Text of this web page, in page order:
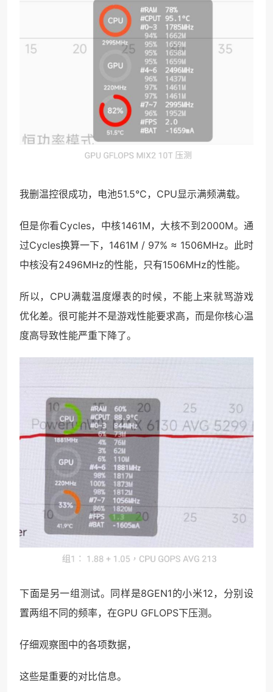
我删温控很成功，电池51.5°C，CPU显示满频满载。
但是你看Cycles，中核1461M，大核不到2000M。通
过Cycles换算一下，1461M / 97% ≈ 1506MHz。此时
中核没有2496MHz的性能，只有1506MHz的性能。
所以，CPU满载温度爆表的时候，不能上来就骂游戏
优化差。很可能并不是游戏性能要求高，而是你核心温
度高导致性能严重下降了。
下面是另一组测试。同样是8GEN1的小米12，分别设
置两组不同的频率，在GPU GFLOPS下压测。
仔细观察图中的各项数据，
这些是重要的对比信息。